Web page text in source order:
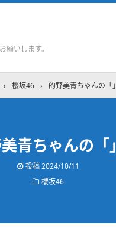
いします。
› 櫻坂46 › 的野美青ちゃんの「」
青ちゃんの「」
投稿2024/10/11
櫻坂46